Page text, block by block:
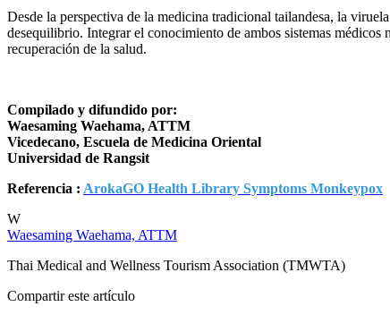
Desde la perspectiva de la medicina tradicional tailandesa, la
desequilibrio. Integrar el conocimiento de ambos sistemas
recuperación de la salud.
Compilado y difundido por:
Waesaming Waehama, ATTM
Vicedecano, Escuela de Medicina Oriental
Universidad de Rangsit
Referencia : ArokaGO Health Library Symptoms Monkeypox
W
Waesaming Waehama, ATTM
Thai Medical and Wellness Tourism Association (TMWTA)
Compartir este artículo